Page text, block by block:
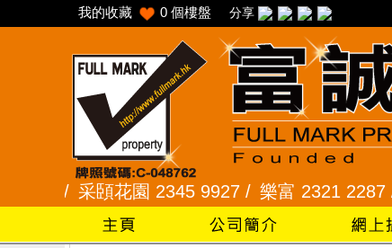
我的收藏 0 個樓盤 分享
采頣花園 2345 9927 /樂富 2321 2287 /峻弦